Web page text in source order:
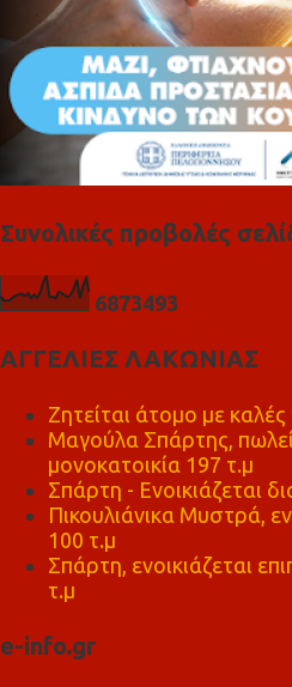
Συνολικές προβολές
6873493
ΑΓΓΕΛΙΕΣ ΛΑΚΩΝΙΑΣ
Ζητείται άτομο με
Μαγούλα Σπάρτης,
μονοκατοικία 197 τ.μ
Σπάρτη - Ενοικιάζεται
Πικουλιάνικα Μυστρά,
100 τ.μ
Σπάρτη, ενοικιάζεται
τ.μ
e-info.gr